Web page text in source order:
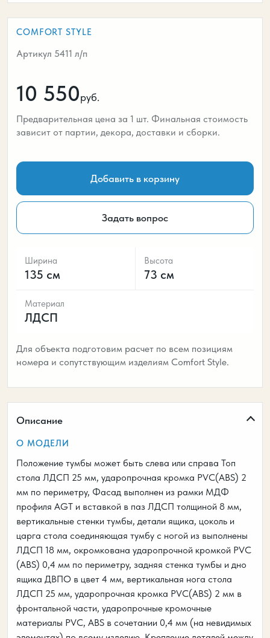
COMFORT STYLE
Артикул 5411 л/п
10 550руб.
Предварительная цена за 1 шт. Финальная стоимость
зависит от партии, декора, доставки и сборки.
Добавить в корзину
Задать вопрос
Ширина
135 см
Высота
73 см
Материал
ЛДСП
Для объекта подготовим расчет по всем позициям
номера и сопутствующим изделиям Comfort Style.
Описание
О МОДЕЛИ
Положение тумбы может быть слева или справа Топ
стола ЛДСП 25 мм, ударопрочная кромка PVC(ABS) 2
мм по периметру, Фасад выполнен из рамки МДФ
профиля AGT и вставкой в паз ЛДСП толщиной 8 мм,
вертикальные стенки тумбы, детали ящика, цоколь и
царга стола соединяющая тумбу с ногой из выполнены
ЛДСП 18 мм, окромкована ударопрочной кромкой PVC
(ABS) 0,4 мм по периметру, задняя стенка тумбы и дно
ящика ДВПО в цвет 4 мм, вертикальная нога стола
ЛДСП 25 мм, ударопрочная кромка PVC(ABS) 2 мм в
фронтальной части, ударопрочные кромочные
материалы PVC, ABS в сочетании 0,4 мм (на невидимых